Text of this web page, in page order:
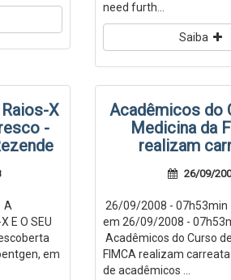
need furth...
Saiba
X
-
A
E O SEU
em
Acadêmicos do
Medicina da
realizam
26/09/
26/09/2008 - 07h53min
em 26/09/2008 -
Acadêmicos do Curso
FIMCA realizam
de acadêmicos ...